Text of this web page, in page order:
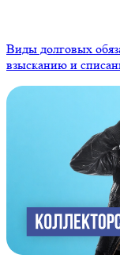
Виды долговых
взысканию и